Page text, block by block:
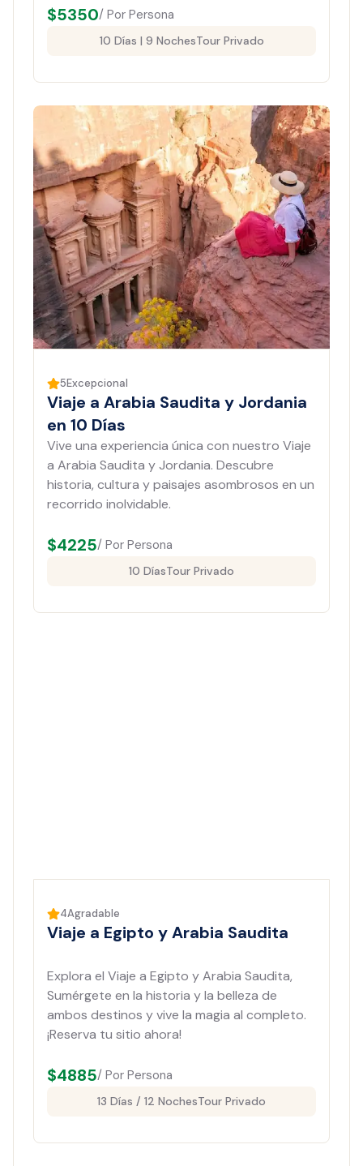
$5350/ Por Persona
10 Días | 9 NochesTour Privado
5Excepcional
Viaje a Arabia Saudita y Jordania
en 10 Días
Vive una experiencia única con nuestro Viaje
a Arabia Saudita y Jordania. Descubre
historia, cultura y paisajes asombrosos en un
recorrido inolvidable.
$4225/ Por Persona
10 DíasTour Privado
4Agradable
Viaje a Egipto y Arabia Saudita
Explora el Viaje a Egipto y Arabia Saudita,
Sumérgete en la historia y la belleza de
ambos destinos y vive la magia al completo.
¡Reserva tu sitio ahora!
$4885/ Por Persona
13 Días / 12 NochesTour Privado